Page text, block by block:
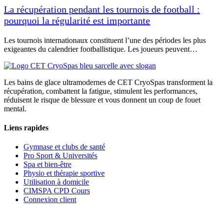
La récupération pendant les tournois de football :
pourquoi la régularité est importante
Les tournois internationaux constituent l’une des périodes les plus
exigeantes du calendrier footballistique. Les joueurs peuvent…
Les bains de glace ultramodernes de CET CryoSpas transforment la
récupération, combattent la fatigue, stimulent les performances,
réduisent le risque de blessure et vous donnent un coup de fouet
mental.
Liens rapides
Gymnase et clubs de santé
Pro Sport & Universités
Spa et bien-être
Physio et thérapie sportive
Utilisation à domicile
CIMSPA CPD Cours
Connexion client